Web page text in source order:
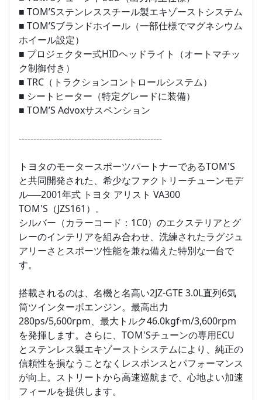
■ TOM’Sステンレススチール製エキゾーストシステム
■ TOM’Sブランドホイール（一部仕様でマグネシウム
ホイール設定）
■ プロジェクター式HIDヘッドライト（オートマチッ
ク制御付き）
■ TRC（トラクションコントロールシステム）
■ シートヒーター（特定グレードに装備）
■ TOM’S Advoxサスペンション
-------------------------------------------------
トヨタのモータースポーツパートナーであるTOM'S
と共同開発された、希少なファクトリーチューンモデ
ル──2001年式 トヨタ アリスト VA300
TOM'S（JZS161）。
シルバー（カラーコード：1C0）のエクステリアとグ
レーのインテリアを組み合わせ、洗練されたラグジュ
アリーさとスポーツ性能を兼ね備えた特別な一台で
す。
搭載されるのは、名機と名高い2JZ-GTE 3.0L直列6気
筒ツインターボエンジン。最高出力
280ps/5,600rpm、最大トルク46.0kgf·m/3,600rpm
を発揮します。さらに、TOM'Sチューンの専用ECU
とステンレス製エキゾーストシステムにより、純正の
信頼性を損なうことなくレスポンスとパフォーマンス
が向上。ストリートから高速巡航まで、心地よい加速
フィールを提供します。